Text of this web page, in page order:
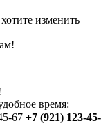
изменить
время:
67 +7 (921) 123-45-